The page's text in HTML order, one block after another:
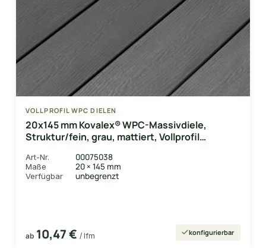
VOLLPROFIL WPC DIELEN
20x145 mm Kovalex® WPC-Massivdiele,
Struktur/fein, grau, mattiert, Vollprofil
Art-Nr. 00075038
Maße 20 × 145 mm
Verfügbar unbegrenzt
ab 10,47 € / lfm konfigurierbar